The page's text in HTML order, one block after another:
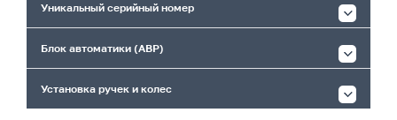
Уникальный серийный номер
Блок автоматики (АВР)
Установка ручек и колес